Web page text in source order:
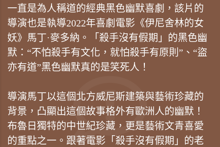
一直是為人稱道的經典黑色幽默喜劇，該片的
導演也是執導2022年喜劇電影《伊尼舍林的女
妖》馬丁·麥多納。「殺手沒有假期」的黑色幽
默：“不怕殺手有文化，就怕殺手有原則”、“盜
亦有道”黑色幽默真的是笑死人！
導演馬丁以這個北方威尼斯建築與藝術珍藏的
背景，凸顯出這個故事格外有歐洲人的幽默！
布魯日獨特的中世紀珍藏，更是藝術文青喜愛
的重點之一。跟著電影「殺手沒有假期」的老